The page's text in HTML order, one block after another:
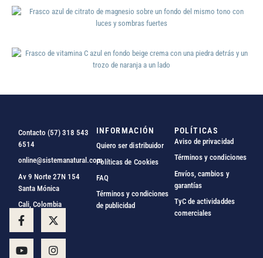
Contacto (57) 318 543
6514
online@sistemanatural.com
Av 9 Norte 27N 154
Santa Mónica
Cali, Colombia
INFORMACIÓN
Quiero ser distribuidor
Políticas de Cookies
FAQ
Términos y condiciones
de publicidad
POLÍTICAS
Aviso de privacidad
Términos y condiciones
Envíos, cambios y
garantías
TyC de actividaddes
comerciales